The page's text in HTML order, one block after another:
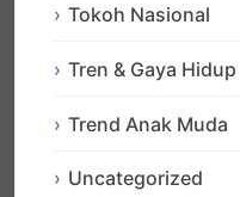
Tokoh Nasional
Tren & Gaya Hidup
Trend Anak Muda
Uncategorized